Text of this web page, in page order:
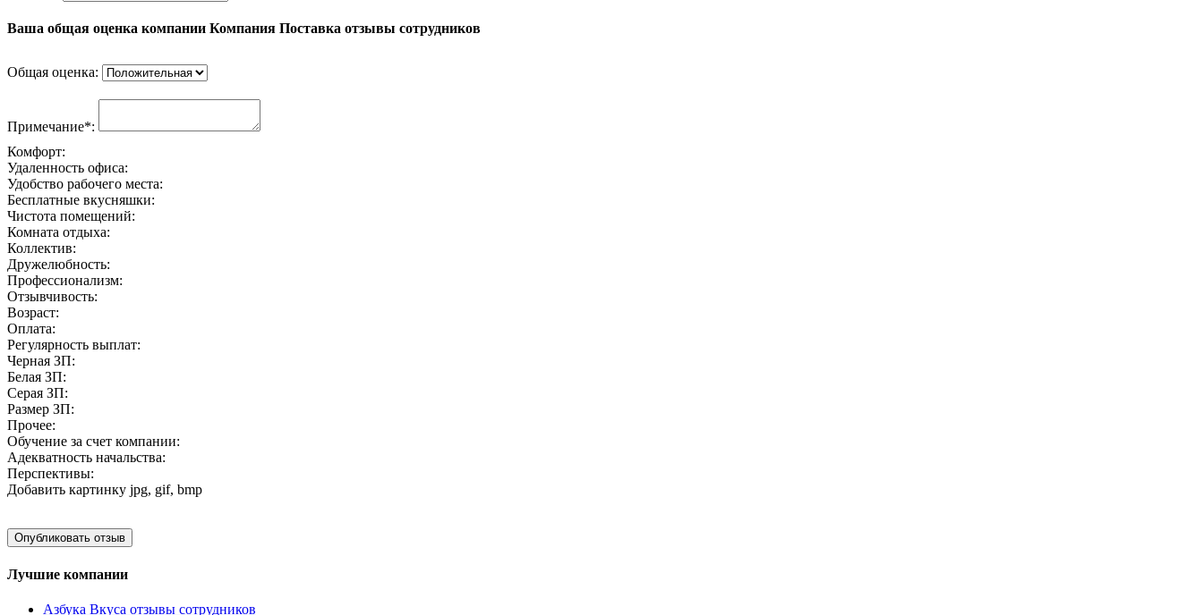
Ваша общая оценка компании Компания Поставка отзывы сотрудников
Общая оценка:
Примечание*:
Комфорт:
Удаленность офиса:
Удобство рабочего места:
Бесплатные вкусняшки:
Чистота помещений:
Комната отдыха:
Коллектив:
Дружелюбность:
Профессионализм:
Отзывчивость:
Возраст:
Оплата:
Регулярность выплат:
Черная ЗП:
Белая ЗП:
Серая ЗП:
Размер ЗП:
Прочее:
Обучение за счет компании:
Адекватность начальства:
Перспективы:
Добавить картинку jpg, gif, bmp
Лучшие компании
Азбука Вкуса отзывы сотрудников